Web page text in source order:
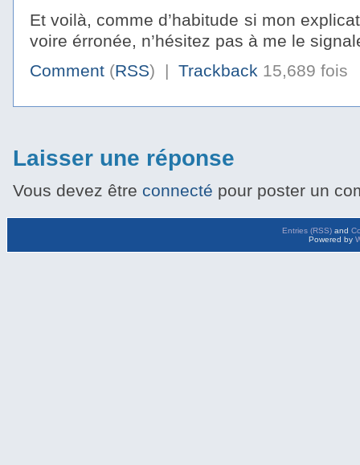
Et voilà, comme d’habitude si mon
voire érronée, n’hésitez pas à me le
Comment (RSS) | Trackback 15,689 fois
Laisser une réponse
Vous devez être connecté pour poster un
Entries (RSS) and
Powered by